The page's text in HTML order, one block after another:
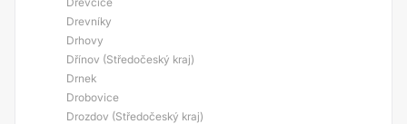
Drevníky
Drhovy
Dřínov (Středočeský kraj)
Drnek
Drobovice
Drozdov (Středočeský kraj)